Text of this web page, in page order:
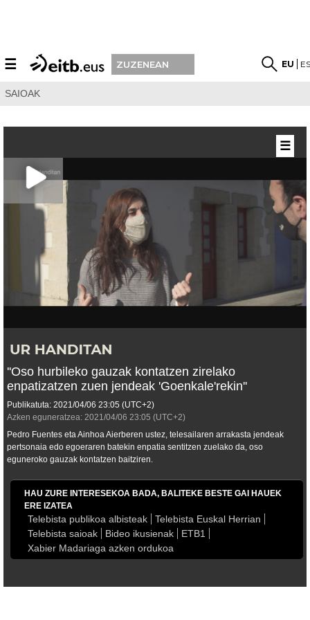
☰ ZUZENEAN EU
SAIOAK
''Oso hurbileko gauzak kontatzen zirelako
enpatizatzen zuen jendeak 'Goenkale'rekin''
Publikatuta: 2021/04/06 23:05 (UTC+2)
Azken eguneratzea: 2021/04/06 23:05 (UTC+2)
Pedro Fuentes eta Ainhoa Aierberen ustez, telesailaren arrakasta jendeak
pertsonaia edo egoeraren batekin enpatia sentitzen zuelako da, oso
eguneroko gauzak kontatzen baitziren.
HAU ZURE INTERESEKOA BADA, BALITEKE BESTE GAI HAUEK
ERE IZATEA
Telebista publikoa albisteak
Telebista Euskal Herrian
Telebista saioak
Bideo ikusienak
ETB1
Xabier Madariaga azken ordukoa
☰